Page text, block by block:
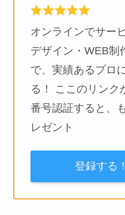
オンラインでサー
デザイン・WEB制
で、実績あるプロ
る！ ここのリンク
番号認証すると、
レゼント
登録する